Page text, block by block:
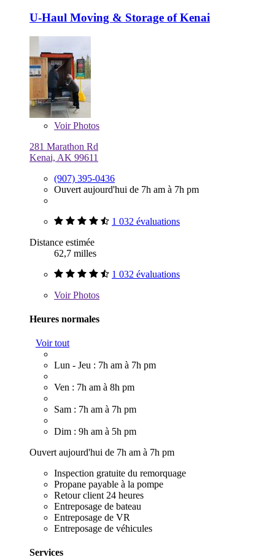
U-Haul Moving & Storage of Kenai
VoirPhotos
281 Marathon Rd
Kenai, AK 99611
(907) 395-0436
Ouvert aujourd'hui de 7h am à 7h pm
1 032 évaluations
Distance estimée
62,7 milles
1 032 évaluations
VoirPhotos
Heures normales
Voir tout
Lun - Jeu : 7h am à 7h pm
Ven : 7h am à 8h pm
Sam : 7h am à 7h pm
Dim : 9h am à 5h pm
Ouvert aujourd'hui de 7h am à 7h pm
Inspection gratuite du remorquage
Propane payable à la pompe
Retour client 24 heures
Entreposage de bateau
Entreposage de VR
Entreposage de véhicules
Services